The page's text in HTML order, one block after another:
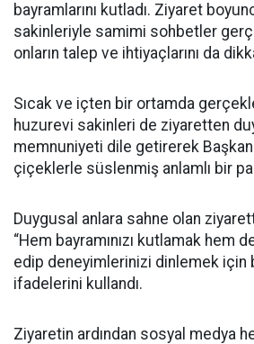
bayramlarını kutladı. Ziyaret
sakinleriyle samimi sohbetler
onların talep ve ihtiyaçlarını da
Sıcak ve içten bir ortamda
huzurevi sakinleri de ziyaretten
memnuniyeti dile getirerek Başkan
çiçeklerle süslenmiş anlamlı bir
Duygusal anlara sahne olan
“Hem bayramınızı kutlamak hem
edip deneyimlerinizi dinlemek için
ifadelerini kullandı.
Ziyaretin ardından sosyal medya